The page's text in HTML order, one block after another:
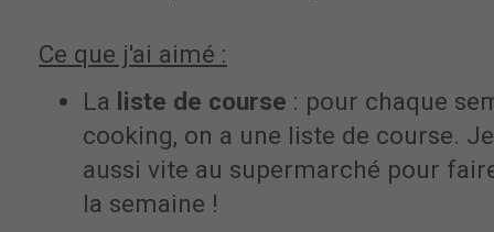
Ce que j'ai aimé :
La liste de course : pour chaque
cooking, on a une liste de course.
aussi vite au supermarché pour
la semaine !